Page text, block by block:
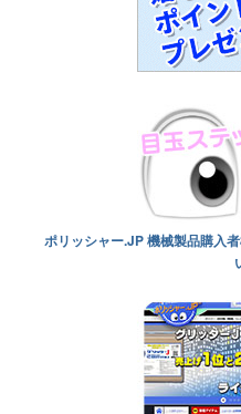
ポリッシャー.JP 機械製品購入